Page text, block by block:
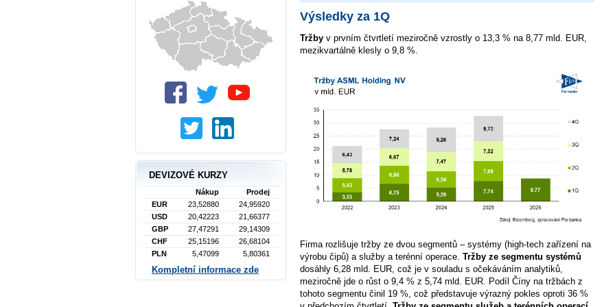
Výsledky za 1Q
Tržby v prvním čtvrtletí meziročně vzrostly o 13,3 % na 8,77 mld. EUR,
mezikvartálně klesly o 9,8 %.
Firma rozlišuje tržby ze dvou segmentů – systémy (high-tech zařízení na
výrobu čipů) a služby a terénní operace. Tržby ze segmentu systémů
dosáhly 6,28 mld. EUR, což je v souladu s očekáváním analytiků,
meziročně jde o růst o 9,4 % z 5,74 mld. EUR. Podíl Číny na tržbách z
tohoto segmentu činil 19 %, což představuje výrazný pokles oproti 36 %
DEVIZOVÉ KURZY
Nákup
Prodej
EUR
23,52880
24,95920
USD
20,42223
21,66377
GBP
27,47291
29,14309
CHF
25,15196
26,68104
PLN
5,47099 5,80361
Kompletní informace zde